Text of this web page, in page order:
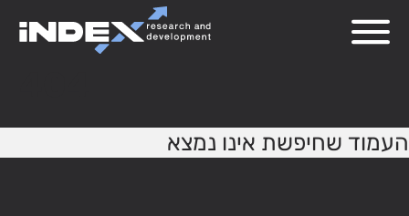
העמוד שחיפשת אינו נמצא